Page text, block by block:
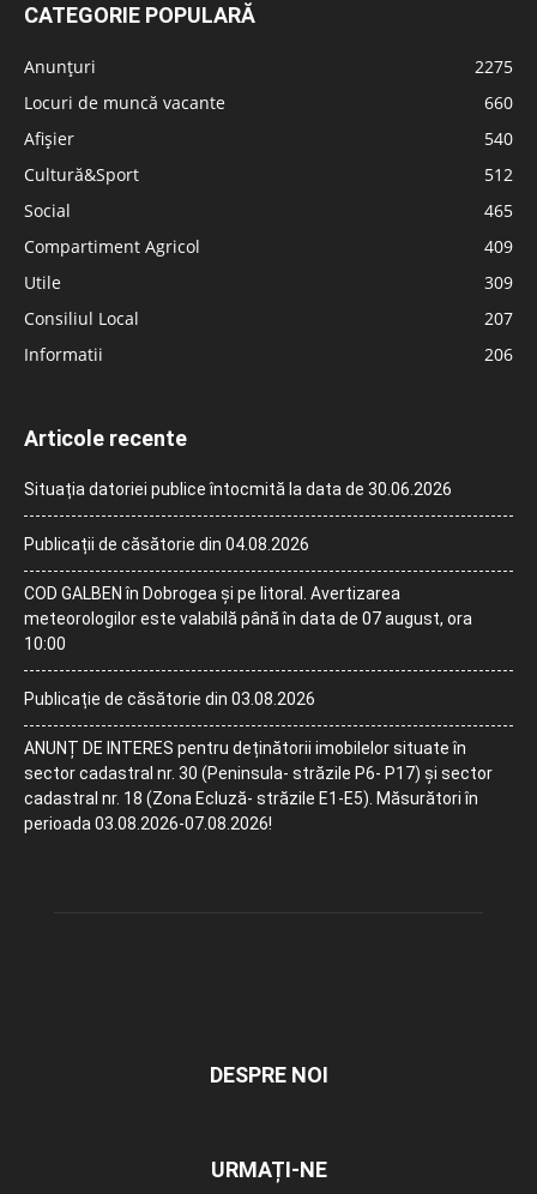
CATEGORIE POPULARĂ
Anunțuri
2275
Locuri de muncă vacante
660
Afișier
540
Cultură&Sport
512
Social
465
Compartiment Agricol
409
Utile
309
Consiliul Local
207
Informatii
206
Articole recente
Situația datoriei publice întocmită la data de 30.06.2026
Publicații de căsătorie din 04.08.2026
COD GALBEN în Dobrogea și pe litoral. Avertizarea
meteorologilor este valabilă până în data de 07 august, ora
10:00
Publicație de căsătorie din 03.08.2026
ANUNȚ DE INTERES pentru deținătorii imobilelor situate în
sector cadastral nr. 30 (Peninsula- străzile P6- P17) și sector
cadastral nr. 18 (Zona Ecluză- străzile E1-E5). Măsurători în
perioada 03.08.2026-07.08.2026!
DESPRE NOI
URMAȚI-NE